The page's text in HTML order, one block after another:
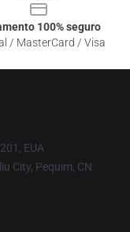
100% seguro
/ MasterCard / Visa
EUA
City, Pequim, CN